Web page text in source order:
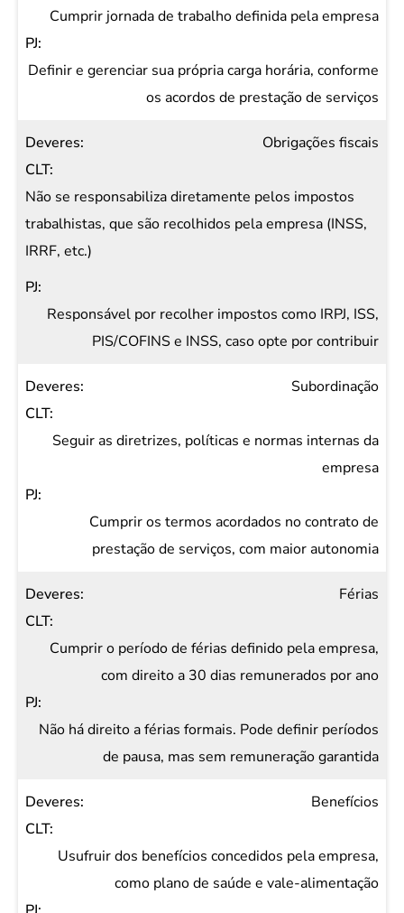
Cumprir jornada de trabalho definida pela empresa
Definir e gerenciar sua própria carga horária, conforme
os acordos de prestação de serviços
Obrigações fiscais
Não se responsabiliza diretamente pelos impostos
trabalhistas, que são recolhidos pela empresa (INSS,
IRRF, etc.)
Responsável por recolher impostos como IRPJ, ISS,
PIS/COFINS e INSS, caso opte por contribuir
Subordinação
Seguir as diretrizes, políticas e normas internas da
empresa
Cumprir os termos acordados no contrato de
prestação de serviços, com maior autonomia
Férias
Cumprir o período de férias definido pela empresa,
com direito a 30 dias remunerados por ano
Não há direito a férias formais. Pode definir períodos
de pausa, mas sem remuneração garantida
Benefícios
Usufruir dos benefícios concedidos pela empresa,
como plano de saúde e vale-alimentação